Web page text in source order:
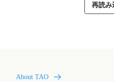
再読み
About TAO